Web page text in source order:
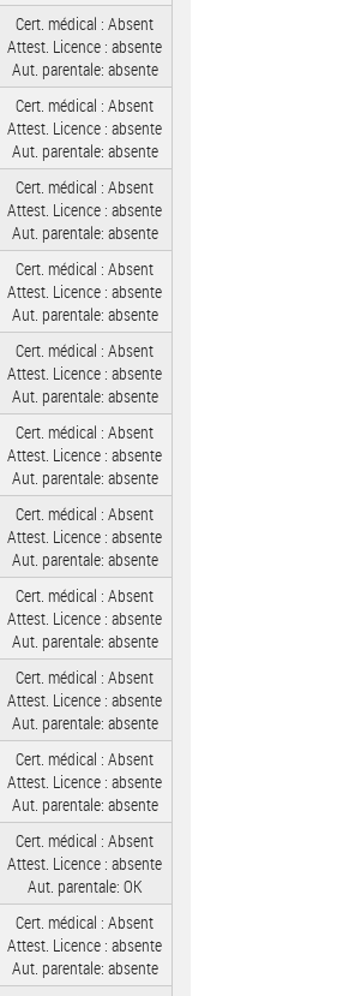
Cert. médical : Absent
Attest. Licence : absente
Aut. parentale: absente
Cert. médical : Absent
Attest. Licence : absente
Aut. parentale: absente
Cert. médical : Absent
Attest. Licence : absente
Aut. parentale: absente
Cert. médical : Absent
Attest. Licence : absente
Aut. parentale: absente
Cert. médical : Absent
Attest. Licence : absente
Aut. parentale: absente
Cert. médical : Absent
Attest. Licence : absente
Aut. parentale: absente
Cert. médical : Absent
Attest. Licence : absente
Aut. parentale: absente
Cert. médical : Absent
Attest. Licence : absente
Aut. parentale: absente
Cert. médical : Absent
Attest. Licence : absente
Aut. parentale: absente
Cert. médical : Absent
Attest. Licence : absente
Aut. parentale: absente
Cert. médical : Absent
Attest. Licence : absente
Aut. parentale: OK
Cert. médical : Absent
Attest. Licence : absente
Aut. parentale: absente